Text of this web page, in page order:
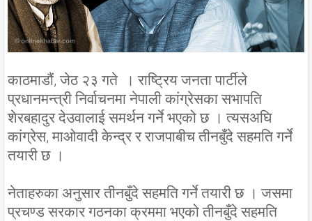
काठमाडौं, जेठ २३ गते । राष्ट्रिय जनता पार्टीले
प्रधानमन्त्री निर्वाचनमा नेपाली कांग्रेसका सभापति
शेरबहादुर देउवालाई समर्थन गर्ने भएको छ । त्यसअघि
कांग्रेस, माओवादी केन्द्र र राजपाबीच तीनबुँदे सहमति गर्ने
तयारी छ ।
नेताहरुका अनुसार तीनबुँदे सहमति गर्ने तयारी छ । जसमा
प्रचण्ड सरकार गठनका क्रममा भएको तीनबुँदे सहमति